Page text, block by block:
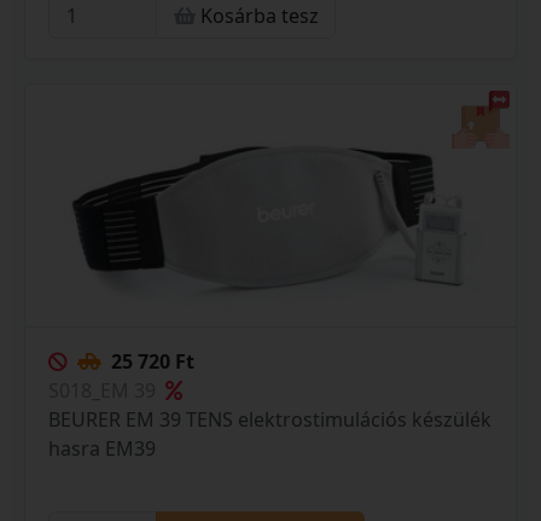
Kosárba tesz
25 720 Ft
BEURER EM 39 TENS elektrostimulációs készülék
hasra EM39